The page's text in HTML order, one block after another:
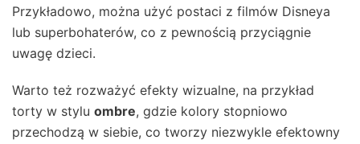
Przykładowo, można użyć postaci z filmów Disneya
lub superbohaterów, co z pewnością przyciągnie
uwagę dzieci.
Warto też rozważyć efekty wizualne, na przykład
torty w stylu ombre, gdzie kolory stopniowo
przechodzą w siebie, co tworzy niezwykle efektowny